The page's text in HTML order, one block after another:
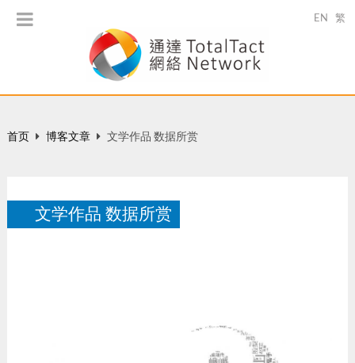
EN 繁
首页 博客文章 文学作品 数据所赏
文学作品 数据所赏